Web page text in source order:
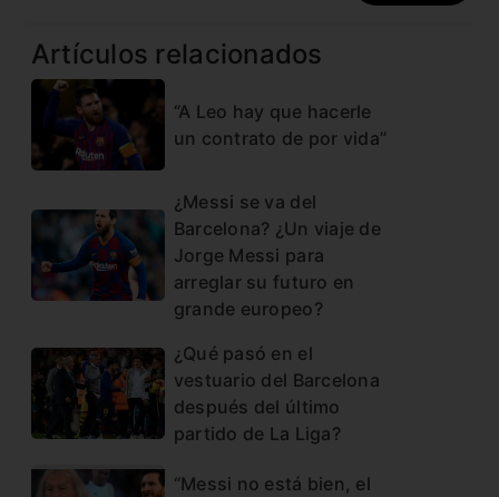
Artículos relacionados
“A Leo hay que hacerle
un contrato de por vida”
¿Messi se va del
Barcelona? ¿Un viaje de
Jorge Messi para
arreglar su futuro en
grande europeo?
¿Qué pasó en el
vestuario del Barcelona
después del último
partido de La Liga?
“Messi no está bien, el